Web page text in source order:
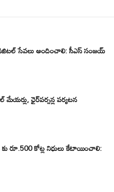
డిజిటల్ సేవలు అందించాలి: సీఎస్ సంజయ్
ఛైర్‌పర్సన్ల పర్యటన
రూ.500 కోట్ల నిధులు కేటాయించాలి: